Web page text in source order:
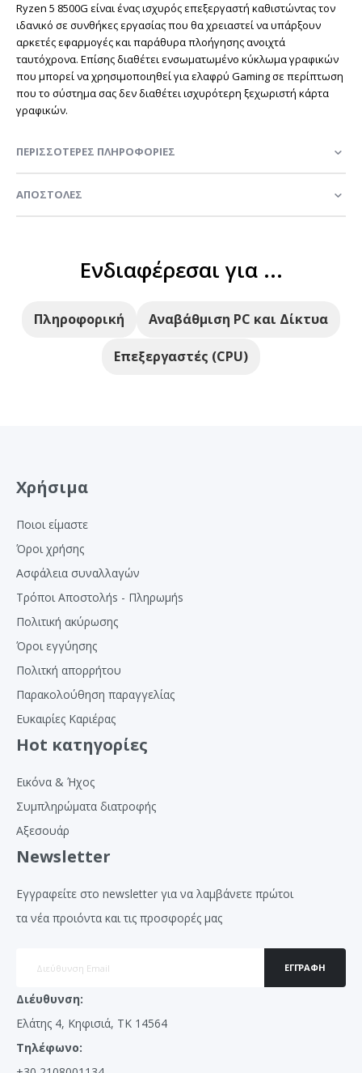
Ryzen 5 8500G είναι ένας ισχυρός επεξεργαστή καθιστώντας τον
ιδανικό σε συνθήκες εργασίας που θα χρειαστεί να υπάρξουν
αρκετές εφαρμογές και παράθυρα πλοήγησης ανοιχτά
ταυτόχρονα. Επίσης διαθέτει ενσωματωμένο κύκλωμα γραφικών
που μπορεί να χρησιμοποιηθεί για ελαφρύ Gaming σε περίπτωση
που το σύστημα σας δεν διαθέτει ισχυρότερη ξεχωριστή κάρτα
γραφικών.
ΠΕΡΙΣΣΌΤΕΡΕΣ ΠΛΗΡΟΦΟΡΊΕΣ
ΑΠΟΣΤΟΛΈΣ
Ενδιαφέρεσαι για ...
Πληροφορική Αναβάθμιση PC και Δίκτυα
Επεξεργαστές (CPU)
Χρήσιμα
Ποιοι είμαστε
Όροι χρήσης
Ασφάλεια συναλλαγών
Τρόποι Αποστολήs - Πληρωμήs
Πολιτική ακύρωσης
Όροι εγγύησης
Πολιτκή απορρήτου
Παρακολούθηση παραγγελίας
Ευκαιρίες Καριέρας
Hot κατηγορίες
Εικόνα & Ήχος
Συμπληρώματα διατροφής
Αξεσουάρ
Newsletter
Εγγραφείτε στο newsletter για να λαμβάνετε πρώτοι
τα νέα προιόντα και τις προσφορές μας
ΕΓΓΡΑΦΉ
Διέυθυνση:
Ελάτης 4, Κηφισιά, ΤΚ 14564
Τηλέφωνο: